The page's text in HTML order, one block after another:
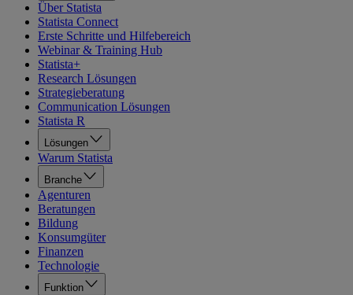
Über Statista
Statista Connect
Erste Schritte und Hilfebereich
Webinar & Training Hub
Statista+
Research Lösungen
Strategieberatung
Communication Lösungen
Statista R
Lösungen
Warum Statista
Branche
Agenturen
Beratungen
Bildung
Konsumgüter
Finanzen
Technologie
Funktion